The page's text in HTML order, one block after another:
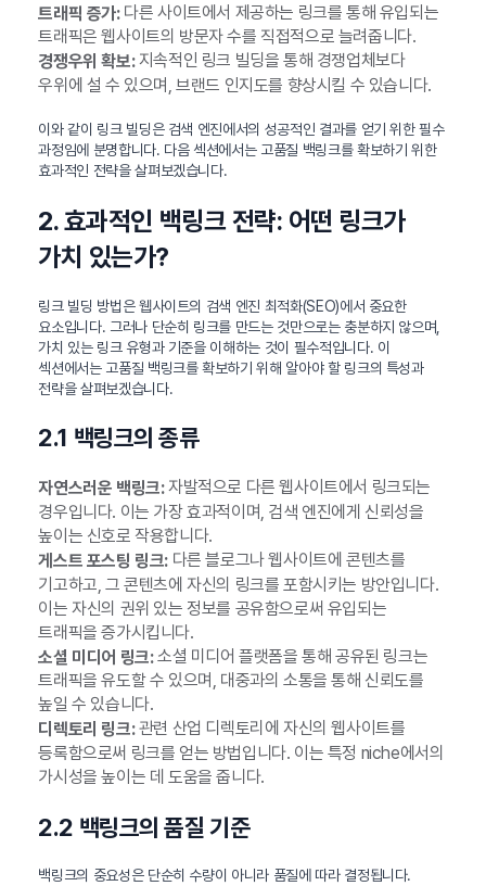
트래픽 증가:다른 사이트에서 제공하는 링크를 통해 유입되는
트래픽은 웹사이트의 방문자 수를 직접적으로 늘려줍니다.
경쟁우위 확보:지속적인 링크 빌딩을 통해 경쟁업체보다
우위에 설 수 있으며, 브랜드 인지도를 향상시킬 수 있습니다.
이와 같이 링크 빌딩은 검색 엔진에서의 성공적인 결과를 얻기 위한 필수
과정임에 분명합니다. 다음 섹션에서는 고품질 백링크를 확보하기 위한
효과적인 전략을 살펴보겠습니다.
2. 효과적인 백링크 전략: 어떤 링크가
가치 있는가?
링크 빌딩 방법은 웹사이트의 검색 엔진 최적화(SEO)에서 중요한
요소입니다. 그러나 단순히 링크를 만드는 것만으로는 충분하지 않으며,
가치 있는 링크 유형과 기준을 이해하는 것이 필수적입니다. 이
섹션에서는 고품질 백링크를 확보하기 위해 알아야 할 링크의 특성과
전략을 살펴보겠습니다.
2.1 백링크의 종류
자연스러운 백링크:자발적으로 다른 웹사이트에서 링크되는
경우입니다. 이는 가장 효과적이며, 검색 엔진에게 신뢰성을
높이는 신호로 작용합니다.
게스트 포스팅 링크:다른 블로그나 웹사이트에 콘텐츠를
기고하고, 그 콘텐츠에 자신의 링크를 포함시키는 방안입니다.
이는 자신의 권위 있는 정보를 공유함으로써 유입되는
트래픽을 증가시킵니다.
소셜 미디어 링크:소셜 미디어 플랫폼을 통해 공유된 링크는
트래픽을 유도할 수 있으며, 대중과의 소통을 통해 신뢰도를
높일 수 있습니다.
디렉토리 링크:관련 산업 디렉토리에 자신의 웹사이트를
등록함으로써 링크를 얻는 방법입니다. 이는 특정 niche에서의
가시성을 높이는 데 도움을 줍니다.
2.2 백링크의 품질 기준
백링크의 중요성은 단순히 수량이 아니라 품질에 따라 결정됩니다.